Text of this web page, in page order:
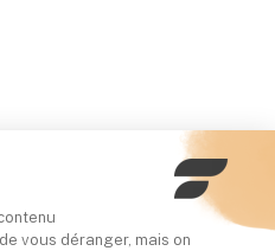
vous déranger, mais on